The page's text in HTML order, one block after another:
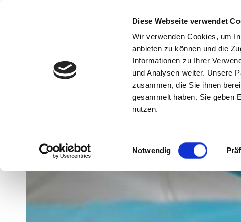
Diese Webseite verwendet
Wir verwenden Cookies, um
anbieten zu können und die
Informationen zu Ihrer
und Analysen weiter. Unsere
zusammen, die Sie ihnen
gesammelt haben. Sie geben
nutzen.
Einwilligungsauswahl
Notwendig
Fruchtsäurepeeling